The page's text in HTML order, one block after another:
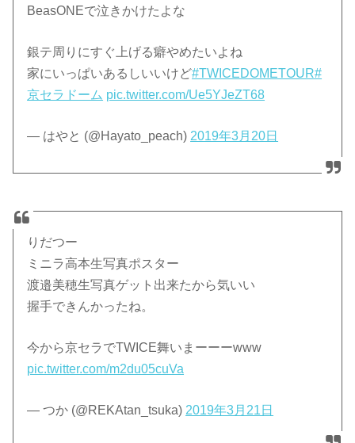
BeasONEで泣きかけたよな
銀テ周りにすぐ上げる癖やめたいよね
家にいっぱいあるしいいけど#TWICEDOMETOUR#
京セラドーム pic.twitter.com/Ue5YJeZT68
— はやと (@Hayato_peach) 2019年3月20日
りだつー
ミニラ高本生写真ポスター
渡邉美穂生写真ゲット出来たから気いい
握手できんかったね。
今から京セラでTWICE舞いまーーーwww
pic.twitter.com/m2du05cuVa
— つか (@REKAtan_tsuka) 2019年3月21日